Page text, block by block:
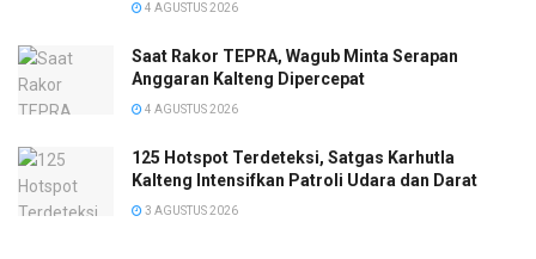
4 AGUSTUS 2026
Saat Rakor TEPRA, Wagub Minta Serapan
Anggaran Kalteng Dipercepat
4 AGUSTUS 2026
125 Hotspot Terdeteksi, Satgas Karhutla
Kalteng Intensifkan Patroli Udara dan Darat
3 AGUSTUS 2026